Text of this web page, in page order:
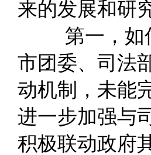
来的发展和研
第一 ，
市团委、 司法
动机制 ，未能
进一步加强与
积极联动政府